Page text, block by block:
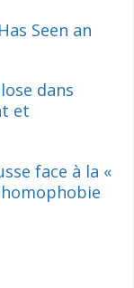
Seen an
dans
et
face à la «